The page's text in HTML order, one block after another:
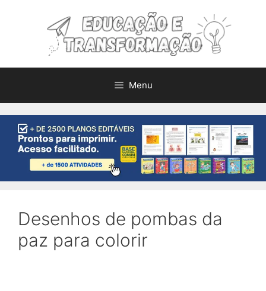
Menu
Desenhos de pombas da
paz para colorir